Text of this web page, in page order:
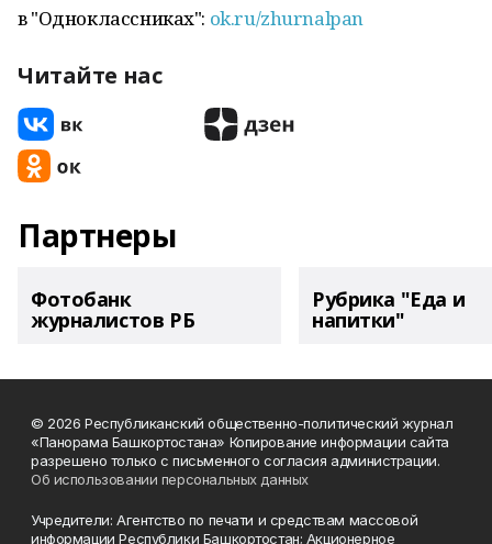
в "Одноклассниках": ok.ru/zhurnalpan
Читайте нас
Партнеры
Фотобанк
журналистов РБ
Рубрика "Еда и
напитки"
© 2026 Республиканский общественно-политический журнал
«Панорама Башкортостана» Копирование информации сайта
разрешено только с письменного согласия администрации.
Об использовании персональных данных
Учредители: Агентство по печати и средствам массовой
информации Республики Башкортостан; Акционерное